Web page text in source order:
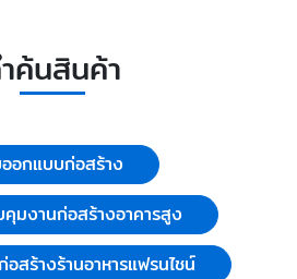
ค้นสินค้า
อกแบบก่อสร้าง
มงานก่อสร้างอาคารสูง
สร้างร้านอาหารแฟรนไชน์